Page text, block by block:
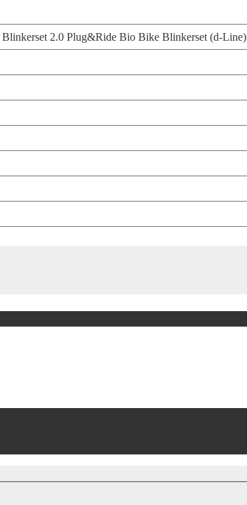
Blinkerset 2.0 Plug&Ride Bio Bike Blinkerset (d-Line)